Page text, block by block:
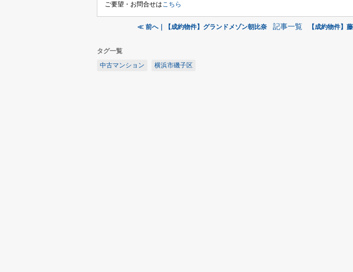
ご要望・お問合せはこちら
≪ 前へ｜【成約物件】グランドメゾン朝比奈 記事一覧 【成約物件】
タグ一覧
中古マンション
横浜市磯子区